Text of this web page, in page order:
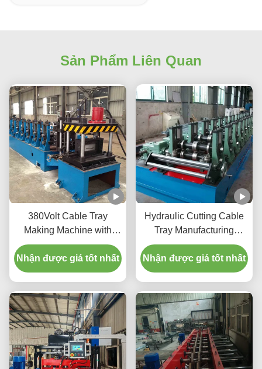
Sản Phẩm Liên Quan
380Volt Cable Tray
Making Machine with
Hydraulic Cutting Full
Automatic
Nhận được giá tốt nhất
Hydraulic Cutting Cable
Tray Manufacturing
Machine For 0.8-2.0mm
Galvanized Sheet
Nhận được giá tốt nhất